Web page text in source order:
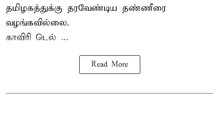
தமிழகத்துக்கு தரவேண்டிய தண்ணீரை
வழங்கவில்லை.
காவிரி டெல் ...
Read More